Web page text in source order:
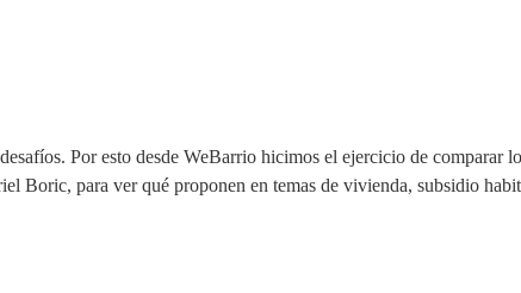
Por esto desde WeBarrio hicimos el ejercicio de comparar
Boric, para ver qué proponen en temas de vivienda, subsidio